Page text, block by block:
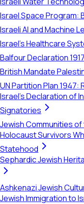
Israel Space Program:
Israeli AI and Machine
Israel's Healthcare
Balfour Declaration
British Mandate
UN Partition Plan 1947:
Israel's Declaration of
Signatories
Jewish Communities
Holocaust Survivors
Statehood
Sephardic Jewish
Ashkenazi Jewish
Jewish Immigration to